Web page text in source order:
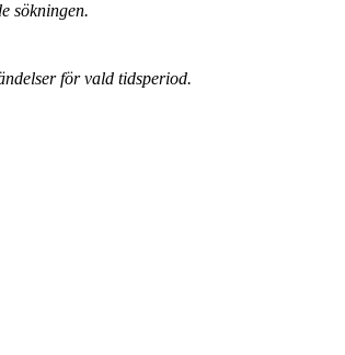
sökningen.
för vald tidsperiod.